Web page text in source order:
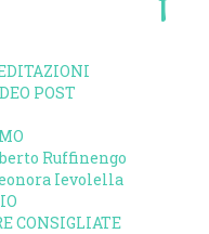
POST
Ruffinengo
Ievolella
CONSIGLIATE